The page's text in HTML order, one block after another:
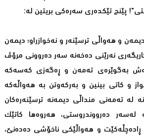
پێنج تێکدەری سەرەکی بریتین لە:
و هەواڵی ترسێنەر و نەخوازراو؛ دیمەن
نەرێنی دەخەنە سەر دەروونی مرۆڤ
بەگوێرەی تەمەن و ڕەگەزی کەسەکە
و کاتی بینین و بەرکەوتن بە هەواڵەکە
لە تەمەنی منداڵی دیمەنە ترسێنەرەکان
لەسەر دەرووندروستی، هەروەها کاتێک
و هەواڵێکی ناخۆشی دەدەنێ،